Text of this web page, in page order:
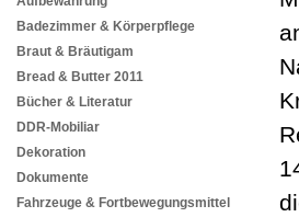
Badezimmer & Körperpflege
Braut & Bräutigam
Bread & Butter 2011
Bücher & Literatur
DDR-Mobiliar
Dekoration
Dokumente
Fahrzeuge & Fortbewegungsmittel